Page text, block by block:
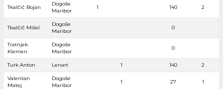
Tkalčič Bojan
Dogoše
Maribor
1 140 2
Tkalčič Mišel
Dogoše
Maribor
0
Tratnjek
Klemen
Dogoše
Maribor
0
Turk Anton Lenart 1 140 2
Valentan
Matej
Dogoše
Maribor
1 27 1